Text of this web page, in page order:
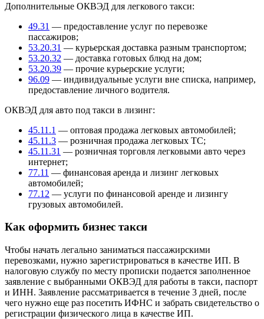
Дополнительные ОКВЭД для легкового такси:
49.31 — предоставление услуг по перевозке
пассажиров;
53.20.31 — курьерская доставка разным транспортом;
53.20.32 — доставка готовых блюд на дом;
53.20.39 — прочие курьерские услуги;
96.09 — индивидуальные услуги вне списка, например,
предоставление личного водителя.
ОКВЭД для авто под такси в лизинг:
45.11.1 — оптовая продажа легковых автомобилей;
45.11.3 — розничная продажа легковых ТС;
45.11.31 — розничная торговля легковыми авто через
интернет;
77.11 — финансовая аренда и лизинг легковых
автомобилей;
77.12 — услуги по финансовой аренде и лизингу
грузовых автомобилей.
Как оформить бизнес такси
Чтобы начать легально заниматься пассажирскими
перевозками, нужно зарегистрироваться в качестве ИП. В
налоговую службу по месту прописки подается заполненное
заявление с выбранными ОКВЭД для работы в такси, паспорт
и ИНН. Заявление рассматривается в течение 3 дней, после
чего нужно еще раз посетить ИФНС и забрать свидетельство о
регистрации физического лица в качестве ИП.